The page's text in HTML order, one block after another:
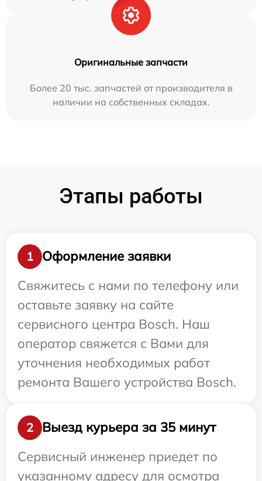
Оригинальные запчасти
Более 20 тыс. запчастей от производителя в
наличии на собственных складах.
Этапы работы
1
Оформление заявки
Свяжитесь с нами по телефону или
оставьте заявку на сайте
сервисного центра Bosch. Наш
оператор свяжется с Вами для
уточнения необходимых работ
ремонта Вашего устройства Bosch.
2
Выезд курьера за 35 минут
Сервисный инженер приедет по
указанному адресу для осмотра